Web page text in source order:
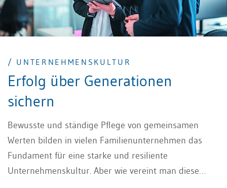
/ UNTERNEHMENSKULTUR
Erfolg über Generationen
sichern
Bewusste und ständige Pflege von gemeinsamen
Werten bilden in vielen Familienunternehmen das
Fundament für eine starke und resiliente
Unternehmenskultur. Aber wie vereint man diese